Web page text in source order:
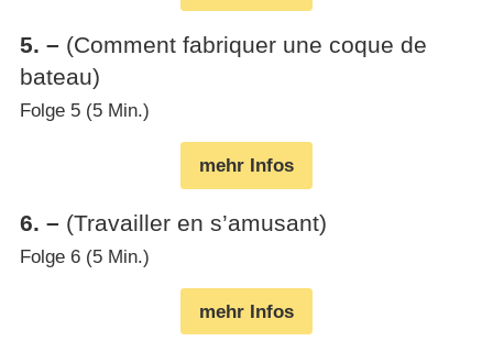
5. – (Comment fabriquer une coque de
bateau)
Folge 5 (5 Min.)
mehr Infos
6. – (Travailler en s’amusant)
Folge 6 (5 Min.)
mehr Infos